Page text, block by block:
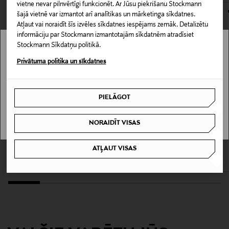
vietne nevar pilnvērtīgi funkcionēt. Ar Jūsu piekrišanu Stockmann
šajā vietnē var izmantot arī analītikas un mārketinga sīkdatnes.
Atļaut vai noraidīt šīs izvēles sīkdatnes iespējams zemāk. Detalizētu
informāciju par Stockmann izmantotajām sīkdatnēm atradīsiet
Stockmann Sīkdatņu politikā.
Privātuma politika un sīkdatnes
PIELĀGOT
NORAIDĪT VISAS
ATĻAUT VISAS
Materiāls
100% kokvilna
Kopšanas instrukcijas
325 LIGHT DUSTY WHITE
Ražotājvalsts
LINDEX
KUPONA PRIEKŠROCĪBA
LIL' ATELIER
Stockmann nav pieejams tavā valstī.
I UNDERSTAND